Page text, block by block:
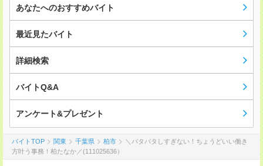
あなたへのおすすめバイト
最近見たバイト
詳細検索
バイトQ&A
アンケート&プレゼント
バイトTOP 関東 千葉県 柏市
＼バタバタしすぎない！ちょうどいい働き
方叶う事務！柏たなか／(111025636）